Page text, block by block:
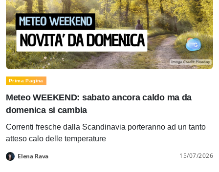
Prima Pagina
Meteo WEEKEND: sabato ancora caldo ma da
domenica si cambia
Correnti fresche dalla Scandinavia porteranno ad un tanto
atteso calo delle temperature
Elena Rava 15/07/2026